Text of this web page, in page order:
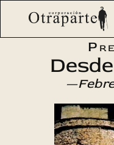
Saltar
Otraparte.org /
—